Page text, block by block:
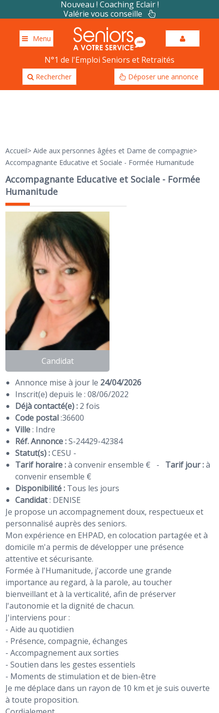
Nouveau ! Coaching Eclair !
Valérie vous conseille
Menu
N°1 de l'Emploi Seniors et Retraités
Rechercher Déposer une annonce
Accueil>Aide aux personnes âgées et Dame de compagnie>
Accompagnante Educative et Sociale - Formée Humanitude
Accompagnante Educative et Sociale - Formée
Humanitude
Candidat
Annonce mise à jour le 24/04/2026
Inscrit(e) depuis le : 08/06/2022
Déjà contacté(e) : 2 fois
Code postal:36600
Ville: Indre
Réf. Annonce :S-24429-42384
Statut(s) :CESU -
Tarif horaire :à convenir ensemble € - Tarif jour :à
convenir ensemble €
Disponibilité : Tous les jours
Candidat: DENISE
Je propose un accompagnement doux, respectueux et
personnalisé auprès des seniors.
Mon expérience en EHPAD, en colocation partagée et à
domicile m'a permis de développer une présence
attentive et sécurisante.
Formée à l'Humanitude, j'accorde une grande
importance au regard, à la parole, au toucher
bienveillant et à la verticalité, afin de préserver
l'autonomie et la dignité de chacun.
J'interviens pour :
- Aide au quotidien
- Présence, compagnie, échanges
- Accompagnement aux sorties
- Soutien dans les gestes essentiels
- Moments de stimulation et de bien-être
Je me déplace dans un rayon de 10 km et je suis ouverte
à toute proposition.